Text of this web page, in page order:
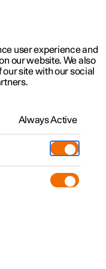
user experience and
our website. We also
site with our social
Always Active